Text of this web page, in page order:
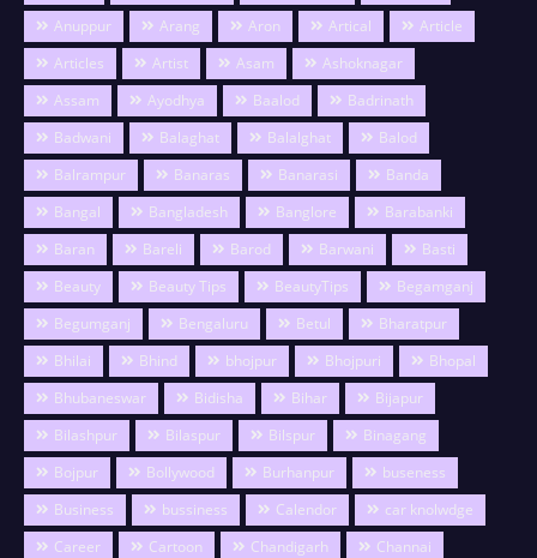
Anuppur
Arang Aron Artical
Article
Articles
Artist Asam
Ashoknagar
Assam
Ayodhya Baalod
Badrinath
Badwani
Balaghat Balalghat
Balod
Balrampur
Banaras Banarasi
Banda
Bangal
Bangladesh Banglore
Barabanki
Baran
Bareli Barod Barwani
Basti
Beauty
Beauty Tips BeautyTips
Begamganj
Begumganj
Bengaluru Betul
Bharatpur
Bhilai
Bhind bhojpur Bhojpuri
Bhopal
Bhubaneswar
Bidisha Bihar
Bijapur
Bilashpur
Bilaspur Bilspur
Binagang
Bojpur
Bollywood Burhanpur
buseness
Business
bussiness Calendor
car knolwdge
Career
Cartoon Chandigarh
Channai